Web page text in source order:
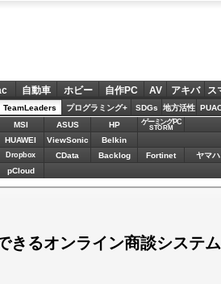
自動車 ホビー 自作PC AV アキバ ス
TeamLeaders プログラミング+ SDGs 地方活性
MSI ASUS HP ゲーミングPC
STORM
HUAWEI ViewSonic Belkin
Dropbox CData Backlog Fortinet ヤマハ
pCloud
きるオンライン商談システム